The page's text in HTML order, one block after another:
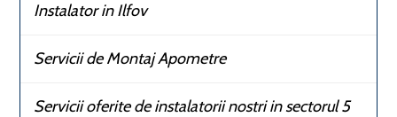
Instalator in Ilfov
Servicii de Montaj Apometre
Servicii oferite de instalatorii nostri in sectorul 5